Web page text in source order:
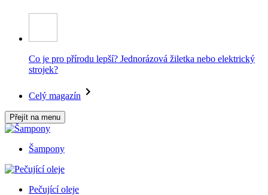
Co je pro přírodu lepší? Jednorázová žiletka nebo elektrický
strojek?
Celý magazín
Přejít na menu
Šampony
Pečující oleje